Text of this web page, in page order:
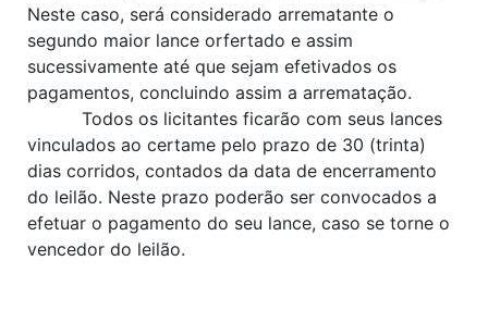
Neste caso, será considerado arrematante o
segundo maior lance orfertado e assim
sucessivamente até que sejam efetivados os
pagamentos, concluindo assim a arrematação.
Todos os licitantes ficarão com seus lances
vinculados ao certame pelo prazo de 30 (trinta)
dias corridos, contados da data de encerramento
do leilão. Neste prazo poderão ser convocados a
efetuar o pagamento do seu lance, caso se torne o
vencedor do leilão.